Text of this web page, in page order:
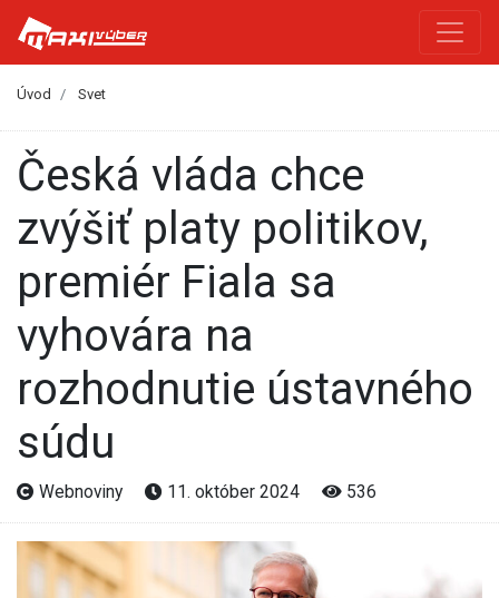
Úvod Svet
Česká vláda chce
zvýšiť platy politikov,
premiér Fiala sa
vyhovára na
rozhodnutie ústavného
súdu
Webnoviny 11. október 2024 536